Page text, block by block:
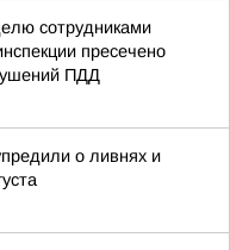
сотрудниками
пресечено
ПДД
о ливнях и